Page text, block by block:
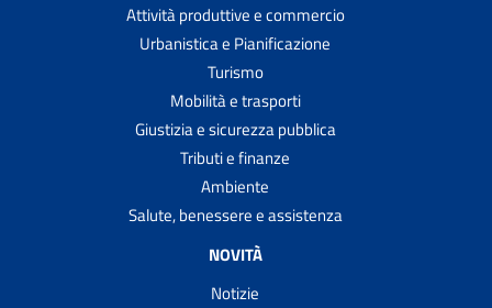
Attività produttive e commercio
Urbanistica e Pianificazione
Turismo
Mobilità e trasporti
Giustizia e sicurezza pubblica
Tributi e finanze
Ambiente
Salute, benessere e assistenza
NOVITÀ
Notizie